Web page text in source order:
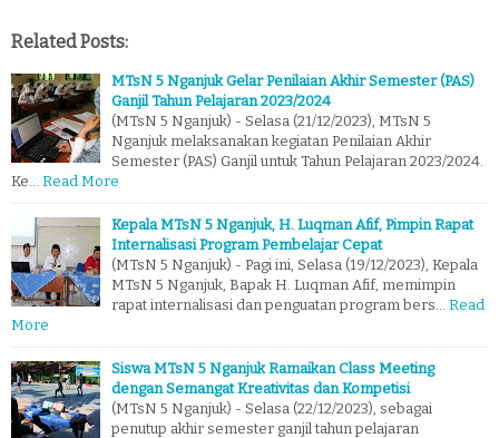
Related Posts:
MTsN 5 Nganjuk Gelar Penilaian Akhir Semester (PAS)
Ganjil Tahun Pelajaran 2023/2024
(MTsN 5 Nganjuk) - Selasa (21/12/2023), MTsN 5
Nganjuk melaksanakan kegiatan Penilaian Akhir
Semester (PAS) Ganjil untuk Tahun Pelajaran 2023/2024.
Ke…
Read More
Kepala MTsN 5 Nganjuk, H. Luqman Afif, Pimpin Rapat
Internalisasi Program Pembelajar Cepat
(MTsN 5 Nganjuk) - Pagi ini, Selasa (19/12/2023), Kepala
MTsN 5 Nganjuk, Bapak H. Luqman Afif, memimpin
rapat internalisasi dan penguatan program bers…
Read
More
Siswa MTsN 5 Nganjuk Ramaikan Class Meeting
dengan Semangat Kreativitas dan Kompetisi
(MTsN 5 Nganjuk) - Selasa (22/12/2023), sebagai
penutup akhir semester ganjil tahun pelajaran